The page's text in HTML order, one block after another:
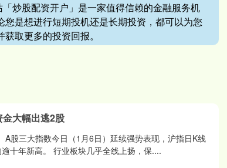
炒股配资开户」是一家值得信赖的金融服务机
是想进行短期投机还是长期投资，都可以为您
取更多的投资回报。
大幅出逃2股
A股三大指数今日（1月6日）延续强势表现，沪指日K线
十年新高。 行业板块几乎全线上扬，保....